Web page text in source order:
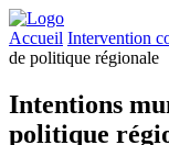
Accueil Intervention
de politique régionale
Intentions
politique